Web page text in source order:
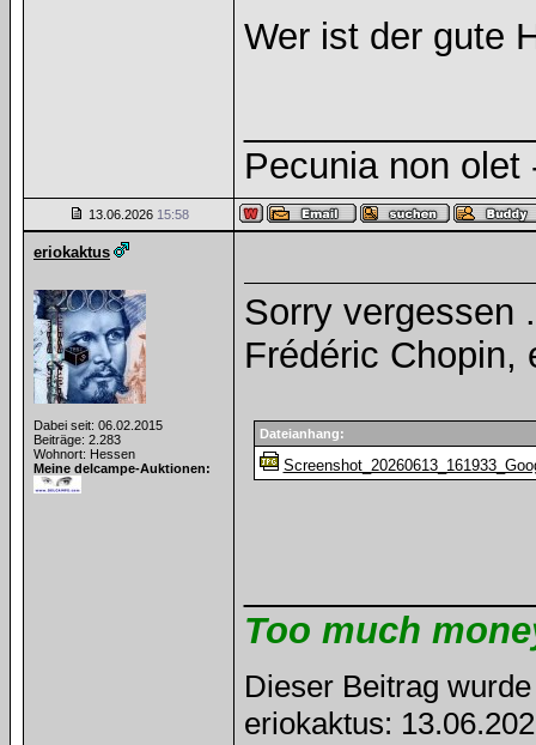
Wer ist der gute
Pecunia non
13.06.2026 15:58
eriokaktus
Dabei seit: 06.02.2015
Beiträge: 2.283
Wohnort: Hessen
Meine delcampe-Auktionen:
Sorry vergessen
Frédéric
Dateianhang:
Too much
Dieser Beitrag
eriokaktus: